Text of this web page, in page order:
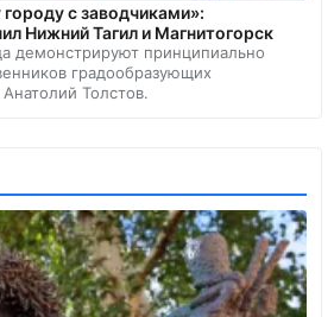
с заводчиками»:
Нижний Тагил и Магнитогорск
демонстрируют принципиально
градообразующих
Толстов.